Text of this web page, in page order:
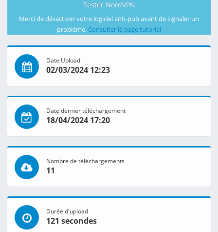
Tester NordVPN
Merci de désactiver votre logiciel anti-pub avant de signaler un
problème. Consulter la page tutoriel
Date Upload
02/03/2024 12:23
Date dernier téléchargement
18/04/2024 17:20
Nombre de téléchargements
11
Durée d'upload
121 secondes